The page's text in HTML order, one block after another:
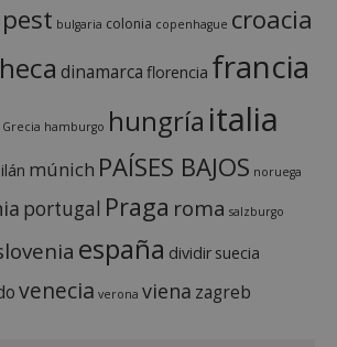
bulgaria colonia copenhague croacia
dinamarca florencia francia
Grecia hamburgo hungría italia
múnich PAÍSES BAJOS noruega
portugal Praga roma salzburgo
españa dividir suecia
venecia verona viena zagreb